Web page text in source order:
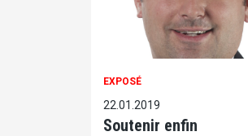
EXPOSÉ
22.01.2019
Soutenir enfin